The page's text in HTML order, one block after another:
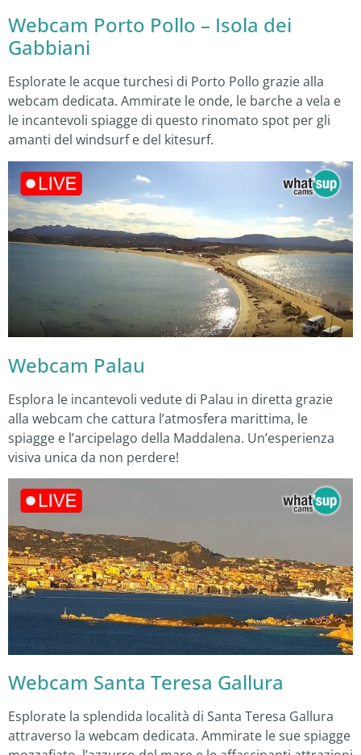
Webcam Porto Pollo – Isola dei
Gabbiani
Esplorate le acque turchesi di Porto Pollo grazie alla
webcam dedicata. Ammirate le onde, le barche a vela e
le incantevoli spiagge di questo rinomato spot per gli
amanti del windsurf e del kitesurf.
Webcam Palau
Esplora le incantevoli vedute di Palau in diretta grazie
alla webcam che cattura l’atmosfera marittima, le
spiagge e l’arcipelago della Maddalena. Un’esperienza
visiva unica da non perdere!
Webcam Santa Teresa Gallura
Esplorate la splendida località di Santa Teresa Gallura
attraverso la webcam dedicata. Ammirate le sue spiagge